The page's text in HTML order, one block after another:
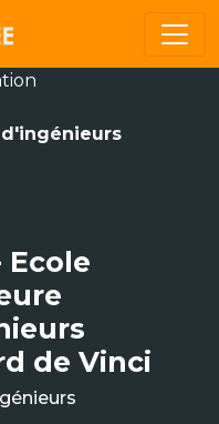
d'ingénieurs
Ecole
de Vinci